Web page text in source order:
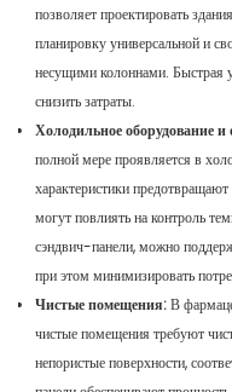
позволяет проектировать
планировку универсальной и
несущими колоннами. Быстрая
снизить затраты.
Холодильное оборудование
полной мере проявляется в
характеристики
могут повлиять на контроль
сэндвич-панели, можно
при этом минимизировать
Чистые помещения:В
чистые помещения требуют
непористые поверхности,